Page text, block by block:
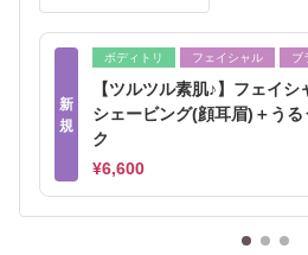
新
規
ボディトリ フェイシャル ブ
【ツルツル素肌♪】フェイシ
シェービング(顔耳眉)＋うる
ク
¥6,600